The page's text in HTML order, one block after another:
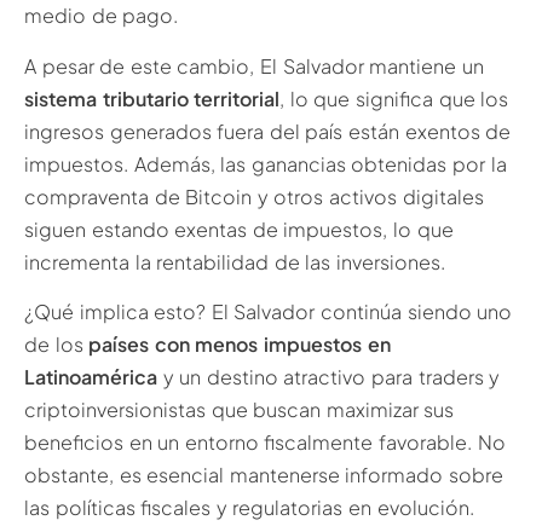
medio de pago.
A pesar de este cambio, El Salvador mantiene un
sistema tributario territorial, lo que significa que los
ingresos generados fuera del país están exentos de
impuestos. Además, las ganancias obtenidas por la
compraventa de Bitcoin y otros activos digitales
siguen estando exentas de impuestos, lo que
incrementa la rentabilidad de las inversiones.
¿Qué implica esto? El Salvador continúa siendo uno
de los países con menos impuestos en
Latinoamérica y un destino atractivo para traders y
criptoinversionistas que buscan maximizar sus
beneficios en un entorno fiscalmente favorable. No
obstante, es esencial mantenerse informado sobre
las políticas fiscales y regulatorias en evolución.